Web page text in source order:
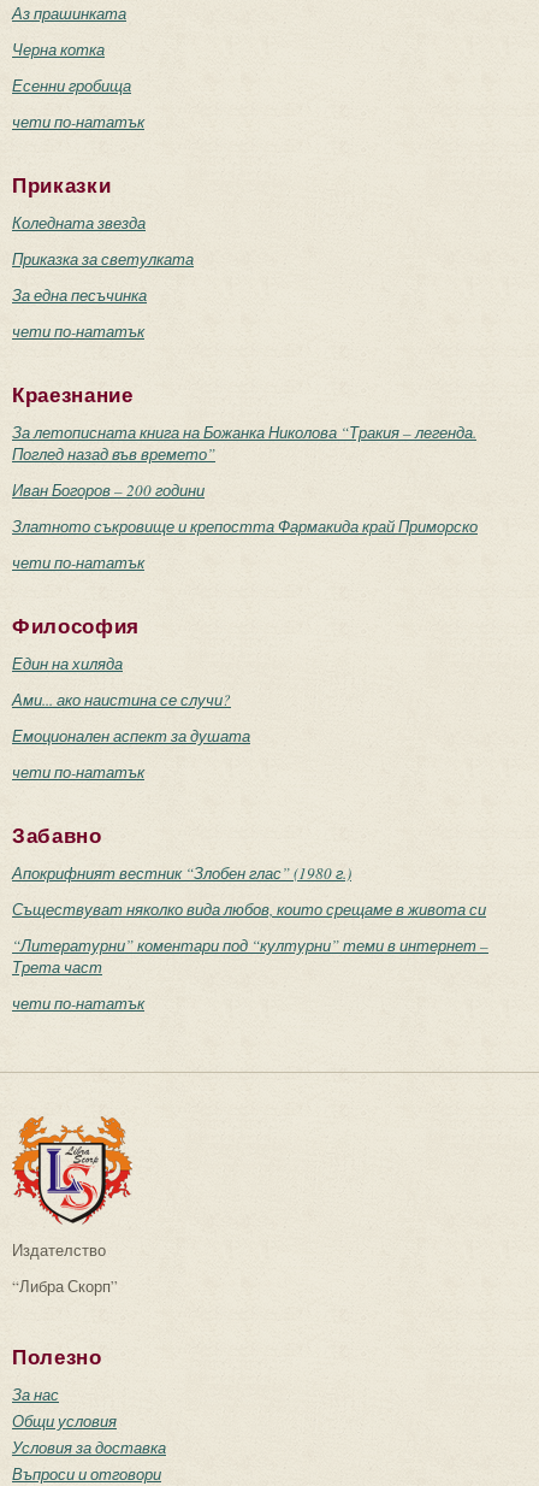
Аз прашинката
Черна котка
Есенни гробища
чети по-нататък
Приказки
Коледната звезда
Приказка за светулката
За една песъчинка
чети по-нататък
Краезнание
За летописната книга на Божанка Николова “Тракия – легенда.
Поглед назад във времето”
Иван Богоров – 200 години
Златното съкровище и крепостта Фармакида край Приморско
чети по-нататък
Философия
Един на хиляда
Ами... ако наистина се случи?
Емоционален аспект за душата
чети по-нататък
Забавно
Апокрифният вестник “Злобен глас” (1980 г.)
Съществуват няколко вида любов, които срещаме в живота си
“Литературни” коментари под “културни” теми в интернет –
Трета част
чети по-нататък
Издателство
“Либра Скорп”
Полезно
За нас
Общи условия
Условия за доставка
Въпроси и отговори